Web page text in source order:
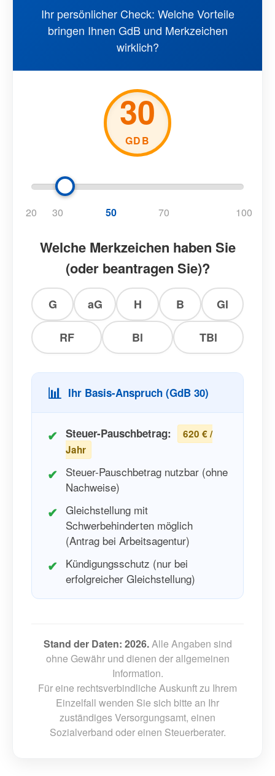
Ihr persönlicher Check: Welche Vorteile
bringen Ihnen GdB und Merkzeichen
wirklich?
30
GDB
20 30 50 70 100
Welche Merkzeichen haben Sie
(oder beantragen Sie)?
G aG H B Gl
RF Bl TBl
📊 Ihr Basis-Anspruch (GdB 30)
Steuer-Pauschbetrag:
620 € /
Jahr
Steuer-Pauschbetrag nutzbar (ohne
Nachweise)
Gleichstellung mit
Schwerbehinderten möglich
(Antrag bei Arbeitsagentur)
Kündigungsschutz (nur bei
erfolgreicher Gleichstellung)
Stand der Daten: 2026.Alle Angaben sind
ohne Gewähr und dienen der allgemeinen
Information.
Für eine rechtsverbindliche Auskunft zu Ihrem
Einzelfall wenden Sie sich bitte an Ihr
zuständiges Versorgungsamt, einen
Sozialverband oder einen Steuerberater.